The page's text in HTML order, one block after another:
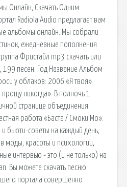
Онлайн, Скачать Одним
Radiola.Audio предлагает вам
альбомы онлайн. Мы собрали
ежедневные пополнения
Фристайл mp3 скачать или
199 песен. Год Название Альбом
у облаков: 2006 «Я твоя»
никогда». В полночь 1
странице объединения
работа «Баста / Смоки Мо».
бьюти-советы на каждый день,
моды, красоты и психологии,
интервью - это (и не только) на
Вы можете скачать песню
портала совершенно